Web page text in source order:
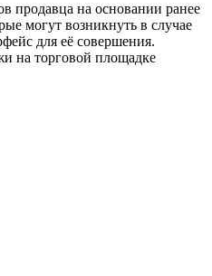
продавца на основании ранее
могут возникнуть в случае
для её совершения.
на торговой площадке